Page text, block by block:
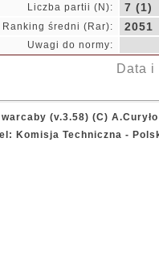
Liczba partii (N): 7 (1)
Ranking średni (Rar): 2051
Uwagi do normy:
Data
(v.3.58) (C) A.Curyło
Komisja Techniczna -